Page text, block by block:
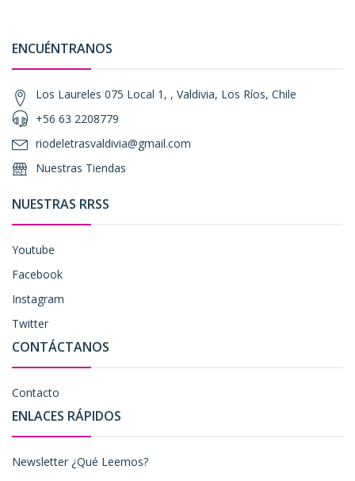
ENCUÉNTRANOS
Los Laureles 075 Local 1, , Valdivia, Los Ríos, Chile
+56 63 2208779
riodeletrasvaldivia@gmail.com
Nuestras Tiendas
NUESTRAS RRSS
Youtube
Facebook
Instagram
Twitter
CONTÁCTANOS
Contacto
ENLACES RÁPIDOS
Newsletter ¿Qué Leemos?